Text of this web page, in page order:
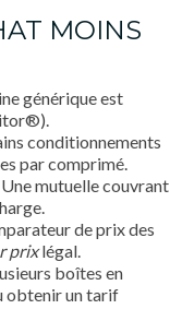
MOINS
générique est
conditionnements
par comprimé.
Une mutuelle couvrant
de prix des
prixlégal.
boîtes en
obtenir un tarif